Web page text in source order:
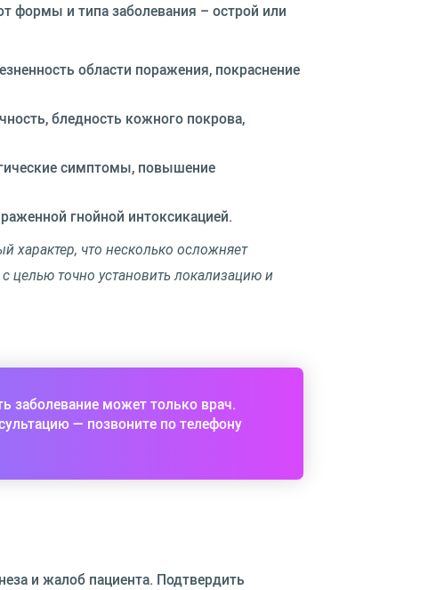
формы и типа заболевания – острой или
области поражения, покраснение
бледность кожного покрова,
симптомы, повышение
гнойной интоксикацией.
что несколько осложняет
целью точно установить локализацию и
заболевание может только врач.
— позвоните по телефону
и жалоб пациента. Подтвердить